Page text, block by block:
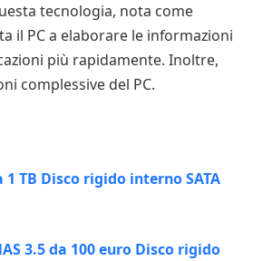
tecnologia, nota come
il PC a elaborare le informazioni
più rapidamente. Inoltre,
complessive del PC.
TB Disco rigido interno SATA
3.5 da 100 euro Disco rigido